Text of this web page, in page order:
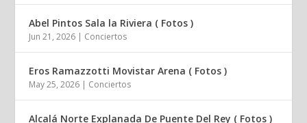
Abel Pintos Sala la Riviera ( Fotos )
Jun 21, 2026 | Conciertos
Eros Ramazzotti Movistar Arena ( Fotos )
May 25, 2026 | Conciertos
Alcalá Norte Explanada De Puente Del Rey ( Fotos )